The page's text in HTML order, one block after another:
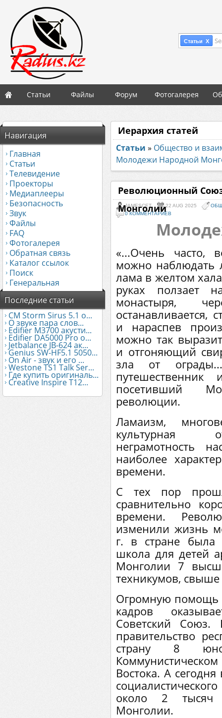
Статьи X
Статьи Файлы Форум Фотогалерея
Навигация
Главная
Статьи
Телевидение
Проекторы
Медиаплееры
Безопасность
Звук
Файлы
FAQ
Фотогалерея
Обратная связь
Каталог ссылок
Поиск
Генеральная
Последние статьи
CM Storm Sirus 5.1 о...
О звуке пара слов...
Edifier М3700 акусти...
Edifier DA5000 Pro о...
Jetbalance JB-624 ак...
Genius SW-HF5.1 5050...
On Air - звук и его ...
Westone TS1 Talk Ser...
Где купить оригиналь...
Creative Inspire T12...
Иерархия статей
Статьи » Общество и
Молодежи Народной
Революционный
Монголии
JAMESCET 22 AUG 2025
0 КОММЕНТАРИЕВ
«...Очень часто,
можно наблюдать
лама в желтом
руках ползает
монастыря,
останавливается,
и нараспев
можно так
и отгоняющий
зла от
посетивший
революции.
Ламаизм,
культурная
неграмотность
наиболее
времени.
С тех пор
сравнительно
времени.
изменили жизнь
г. в стране была
школа для детей
Монголии 7
техникумов,
Огромную помощь
кадров
Советский
правительство
страну 8
Востока. А
около 2 тысяч
Монголии.